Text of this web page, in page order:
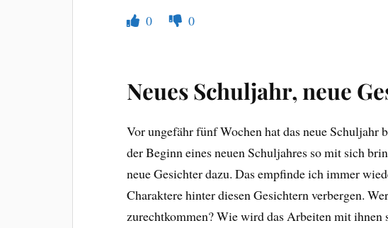
0 0
Neues Schuljahr, neue
Vor ungefähr fünf Wochen hat das neue Schuljahr
der Beginn eines neuen Schuljahres so mit sich
neue Gesichter dazu. Das empfinde ich immer
Charaktere hinter diesen Gesichtern verbergen.
zurechtkommen? Wie wird das Arbeiten mit ihnen